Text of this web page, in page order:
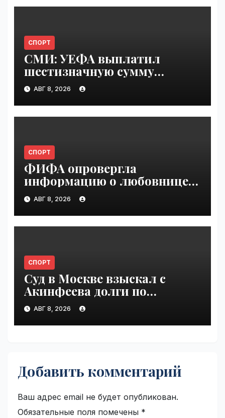
СПОРТ
СМИ: УЕФА выплатил
шестизначную сумму
любовнице Инфантино |
VseTime.ru
АВГ 8, 2026
СПОРТ
ФИФА опровергла
информацию о любовнице
Инфантино | VseTime.ru
АВГ 8, 2026
СПОРТ
Суд в Москве взыскал с
Акинфеева долги по
коммунальным платежам |
VseTime.ru
АВГ 8, 2026
Добавить комментарий
Ваш адрес email не будет опубликован.
Обязательные поля помечены *